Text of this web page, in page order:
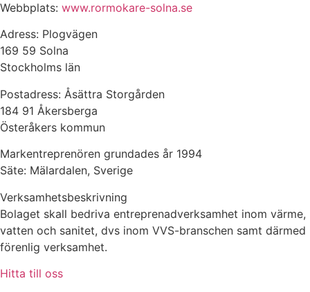
Webbplats: www.rormokare-solna.se
Adress: Plogvägen
169 59 Solna
Stockholms län
Postadress: Åsättra Storgården
184 91 Åkersberga
Österåkers kommun
Markentreprenören grundades år 1994
Säte: Mälardalen, Sverige
Verksamhetsbeskrivning
Bolaget skall bedriva entreprenadverksamhet inom värme,
vatten och sanitet, dvs inom VVS-branschen samt därmed
förenlig verksamhet.
Hitta till oss